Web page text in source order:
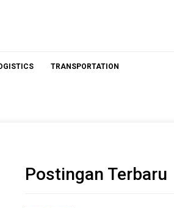
TRANSPORTATION
Postingan Terbaru